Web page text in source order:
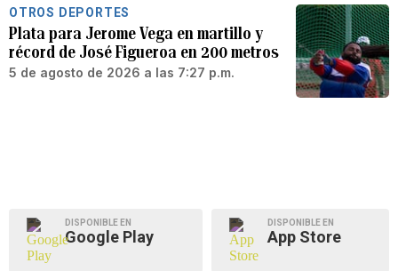
OTROS DEPORTES
Plata para Jerome Vega en martillo y
récord de José Figueroa en 200 metros
5 de agosto de 2026 a las 7:27 p.m.
DISPONIBLE EN
Google Play
DISPONIBLE EN
App Store